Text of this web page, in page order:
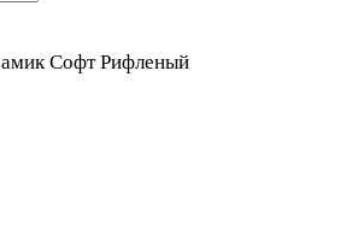
Софт Рифленый